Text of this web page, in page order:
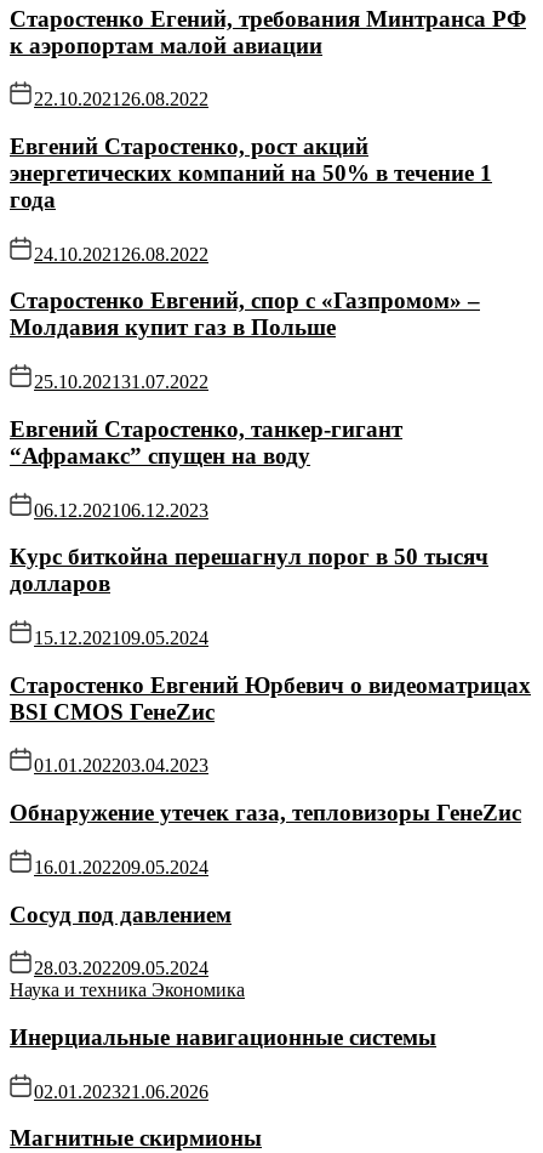
Старостенко Егений, требования Минтранса РФ
к аэропортам малой авиации
22.10.2021 26.08.2022
Евгений Старостенко, рост акций
энергетических компаний на 50% в течение 1
года
24.10.2021 26.08.2022
Старостенко Евгений, спор с «Газпромом» –
Молдавия купит газ в Польше
25.10.202131.07.2022
Евгений Старостенко, танкер-гигант
“Афрамакс” спущен на воду
06.12.202106.12.2023
Курс биткойна перешагнул порог в 50 тысяч
долларов
15.12.202109.05.2024
Старостенко Евгений Юрбевич о видеоматрицах
BSI CMOS ГенеZис
01.01.202203.04.2023
Обнаружение утечек газа, тепловизоры ГенеZис
16.01.202209.05.2024
Сосуд под давлением
28.03.202209.05.2024
Наука и техника Экономика
Инерциальные навигационные системы
02.01.202321.06.2026
Магнитные скирмионы